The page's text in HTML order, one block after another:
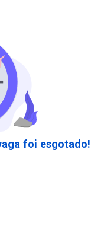
foi esgotado!